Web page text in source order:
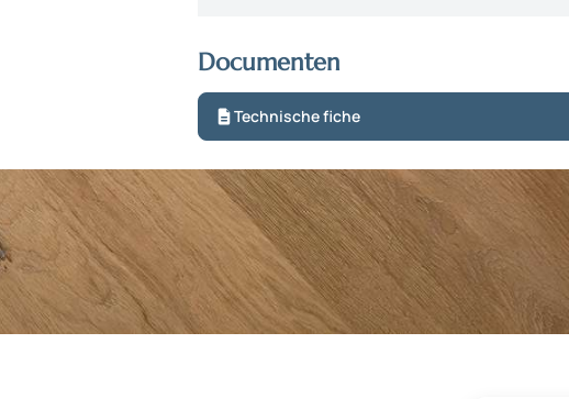
Documenten
Technische fiche